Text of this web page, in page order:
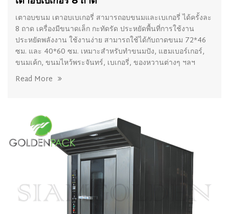
เตาอบขนม เตาอบเบเกอรี่ สามารถอบขนมและเบเกอรี่ ได้ครั้งละ
8 ถาด เครื่องมีขนาดเล็ก กะทัดรัด ประหยัดพื้นที่การใช้งาน
ประหยัดพลังงาน ใช้งานง่าย สามารถใช้ได้กับถาดขนม 72*46
ซม. และ 40*60 ซม. เหมาะสำหรับทำขนมปัง, แฮมเบอร์เกอร์,
ขนมเค้ก, ขนมไหว้พระจันทร์, เบเกอรี่, ของหวานต่างๆ ฯลฯ
Read More